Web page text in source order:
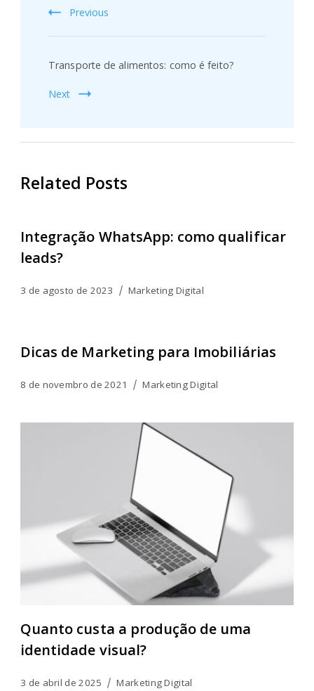
Previous
Transporte de alimentos: como é feito?
Next
Related Posts
Integração WhatsApp: como qualificar
leads?
3 de agosto de 2023 Marketing Digital
Dicas de Marketing para Imobiliárias
8 de novembro de 2021 Marketing Digital
Quanto custa a produção de uma
identidade visual?
3 de abril de 2025 Marketing Digital